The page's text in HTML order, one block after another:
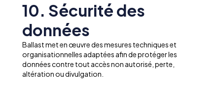
10. Sécurité des
données
Ballast met en œuvre des mesures techniques et
organisationnelles adaptées afin de protéger les
données contre tout accès non autorisé, perte,
altération ou divulgation.